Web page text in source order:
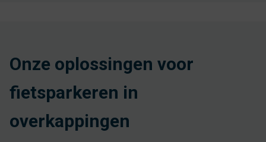
Onze oplossingen voor
fietsparkeren in
overkappingen